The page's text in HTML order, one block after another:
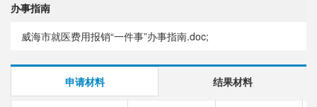
办事指南
威海市就医费用报销“一件事”办事指南.doc;
申请材料 结果材料